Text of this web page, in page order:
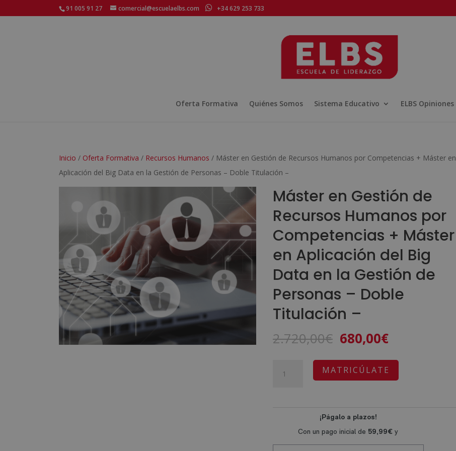
91 005 91 27 comercial@escuelaelbs.com +34 629 253 733
Oferta Formativa Quiénes Somos Sistema Educativo ELBS Opiniones
Inicio / Oferta Formativa / Recursos Humanos / Máster en Gestión de Recursos Humanos por Competencias + Máster en
Aplicación del Big Data en la Gestión de Personas – Doble Titulación –
Máster en Gestión de
Recursos Humanos por
Competencias + Máster
en Aplicación del Big
Data en la Gestión de
Personas – Doble
Titulación –
2.720,00€ El
original
era:
680,00€El
actual
es:
MATRICÚLATE